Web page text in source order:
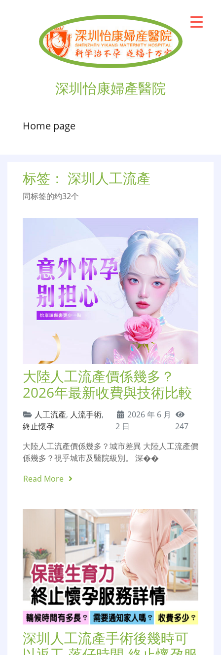
深圳怡康婦產醫院
Home page
标签： 深圳人工流產
同标签的约32个
大陸人工流產價係幾多？
2026年最新收費與技術比較
人工流產, 人流手術,
終止懷孕
2026 年 6 月
2 日
247
大陸人工流產價係幾多？城市差異 大陸人工流產價
係幾多？視乎城市及醫院級別。 深��
Read More
深圳人工流產手術後幾時可